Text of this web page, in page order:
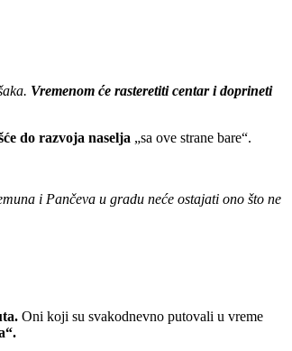
Vremenom će rasteretiti centar i doprineti
do razvoja naselja „sa ove strane bare“.
i Pančeva u gradu neće ostajati ono što ne
Oni koji su svakodnevno putovali u vreme